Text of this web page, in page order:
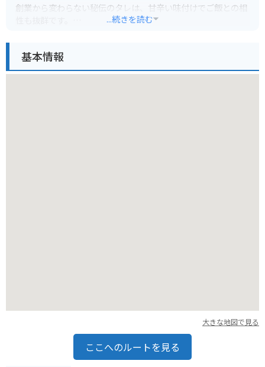
創業から変わらない秘伝のタレは、甘辛い味付けでご飯との相
秩父名物のわらじカツ丼を食べるなら、ぜひ「安田屋 秩父店」
を訪れてみてください。
...続きを読む
基本情報
大きな地図で見る
ここへのルートを見る